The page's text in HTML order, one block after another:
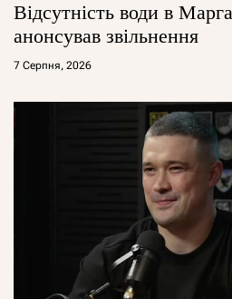
Відсутність води в
анонсував звільнення
7 Серпня, 2026